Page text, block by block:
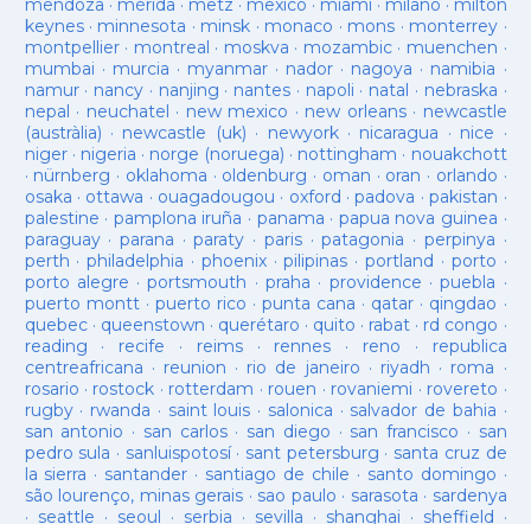
mendoza · mérida · metz · mexico · miami · milano · milton
keynes· minnesota · minsk · monaco · mons · monterrey ·
montpellier· montreal · moskva · mozambic· muenchen ·
mumbai · murcia · myanmar· nador · nagoya · namibia ·
namur· nancy · nanjing · nantes · napoli · natal · nebraska ·
nepal · neuchatel · new mexico · new orleans· newcastle
(austràlia) · newcastle (uk) · newyork· nicaragua · nice ·
niger· nigeria · norge (noruega) · nottingham · nouakchott
· nürnberg · oklahoma · oldenburg · oman · oran · orlando ·
osaka · ottawa · ouagadougou · oxford ·padova ·pakistan ·
palestine · pamplona iruña · panama · papua nova guinea ·
paraguay· parana ·paraty · paris·patagonia · perpinya ·
perth ·philadelphia · phoenix·pilipinas ·portland · porto ·
porto alegre ·portsmouth ·praha · providence ·puebla ·
puerto montt· puerto rico ·punta cana · qatar · qingdao ·
quebec· queenstown · querétaro · quito · rabat · rd congo ·
reading · recife · reims· rennes · reno · republica
centreafricana · reunion · rio de janeiro · riyadh · roma ·
rosario · rostock · rotterdam · rouen · rovaniemi · rovereto ·
rugby· rwanda · saint louis · salonica · salvador de bahia ·
san antonio · san carlos· san diego · san francisco · san
pedro sula · sanluispotosí· sant petersburg · santa cruz de
la sierra · santander · santiago de chile · santo domingo ·
são lourenço, minas gerais · sao paulo · sarasota · sardenya
· seattle · seoul · serbia · sevilla · shanghai · sheffield ·